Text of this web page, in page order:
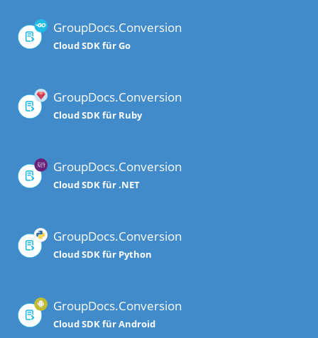
GroupDocs.Conversion
Cloud SDK für Go
GroupDocs.Conversion
Cloud SDK für Ruby
GroupDocs.Conversion
Cloud SDK für .NET
GroupDocs.Conversion
Cloud SDK für Python
GroupDocs.Conversion
Cloud SDK für Android